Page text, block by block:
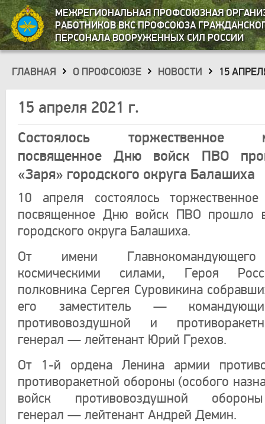
МЕЖРЕГИОНАЛЬНАЯ ПРОФСОЮЗНАЯ
РАБОТНИКОВ ВКС ПРОФСОЮЗА
ПЕРСОНАЛА ВООРУЖЕННЫХ СИЛ РОССИИ
ГЛАВНАЯ О ПРОФСОЮЗЕ НОВОСТИ 15
15 апреля 2021 г.
Состоялось торжественное
посвященное Дню войск ПВО
«Заря» городского округа Балашиха
10 апреля состоялось торжественное
посвященное Дню войск ПВО прошло
городского округа Балашиха.
От имени
космическими силами, Героя
полковника Сергея Суровикина
его заместитель —
противовоздушной и
генерал — лейтенант Юрий Грехов.
От 1-й ордена Ленина армии
противоракетной обороны (особого
войск противовоздушной
генерал — лейтенант Андрей Демин.